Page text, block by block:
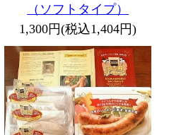
（ソフトタイプ）
1,300円(税込1,404円)